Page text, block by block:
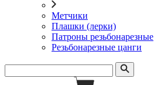
Метчики
Плашки (лерки)
Патроны резьбонарезные
Резьбонарезные цанги